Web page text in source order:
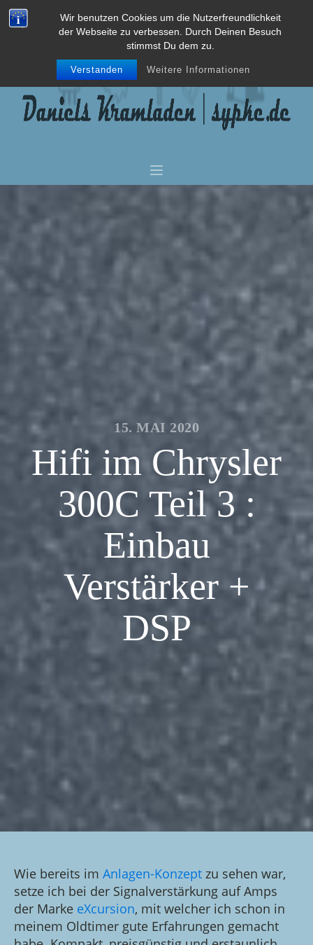
Wir benutzen Cookies um die Nutzerfreundlichkeit
der Webseite zu verbessen. Durch Deinen Besuch
stimmst Du dem zu.
Verstanden Weitere Informationen
15. MAI 2020
Hifi im Chrysler
300C Teil 3 :
Einbau
Verstärker +
DSP
Wie bereits im Anlagen-Konzept zu sehen war,
setze ich bei der Signalverstärkung auf Amps
der Marke eXcursion, mit welcher ich schon in
meinem Oldtimer gute Erfahrungen gemacht